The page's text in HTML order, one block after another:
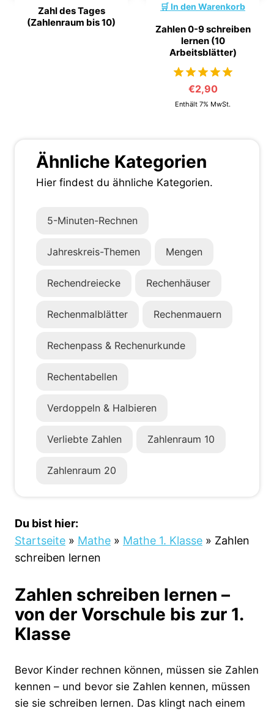
Zahl des Tages
(Zahlenraum bis 10)
In den Warenkorb
Zahlen 0-9 schreiben
lernen (10
Arbeitsblätter)
von 5
€2,90
Enthält 7% MwSt.
Ähnliche Kategorien
Hier findest du ähnliche Kategorien.
5-Minuten-Rechnen
Jahreskreis-Themen Mengen
Rechendreiecke Rechenhäuser
Rechenmalblätter Rechenmauern
Rechenpass & Rechenurkunde
Rechentabellen
Verdoppeln & Halbieren
Verliebte Zahlen Zahlenraum 10
Zahlenraum 20
Du bist hier:
Startseite » Mathe » Mathe 1. Klasse » Zahlen
schreiben lernen
Zahlen schreiben lernen –
von der Vorschule bis zur 1.
Klasse
Bevor Kinder rechnen können, müssen sie Zahlen
kennen – und bevor sie Zahlen kennen, müssen
sie sie schreiben lernen. Das klingt nach einem